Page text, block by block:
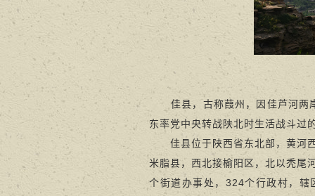
佳县，古称葭州，因佳芦河两岸
东率党中央转战陕北时生活战斗过
佳县位于陕西省东北部，黄河
米脂县，西北接榆阳区，北以秃尾
个街道办事处，324个行政村，